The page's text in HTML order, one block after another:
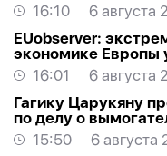
16:10
6 августа
EUobserver:
экономике
16:01
6 августа
Гагику Царукяну
по делу о
15:50
6 августа